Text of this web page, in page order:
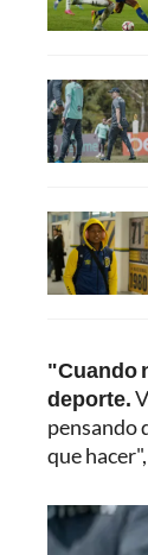
"Cuando
deporte.
pensando
que